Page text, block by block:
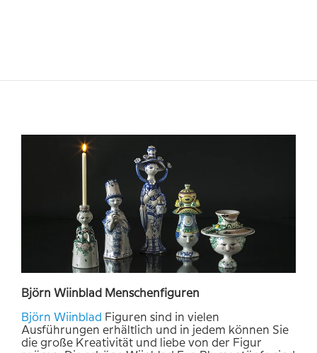
Björn Wiinblad Menschenfiguren
Björn Wiinblad Figuren sind in vielen
Ausführungen erhältlich und in jedem können Sie
die große Kreativität und liebe von der Figur